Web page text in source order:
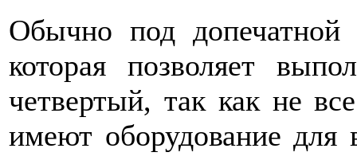
Обычно под допечатной
которая позволяет
четвертый, так как не
имеют оборудование